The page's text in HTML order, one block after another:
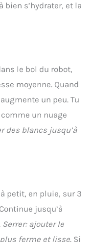
bien s’hydrater, et la
le bol du robot,
moyenne. Quand
un peu. Tu
un nuage
des blancs jusqu’à
petit, en pluie, sur 3
jusqu’à
Serrer: ajouter le
ferme et lisse. Si